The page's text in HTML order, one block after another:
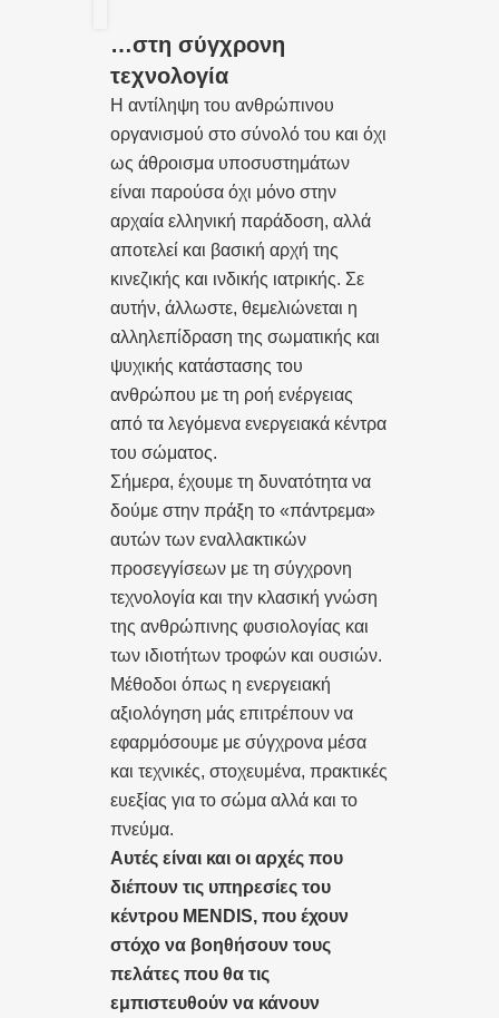
…στη σύγχρονη
τεχνολογία
Η αντίληψη του ανθρώπινου
οργανισμού στο σύνολό του και όχι
ως άθροισμα υποσυστημάτων
είναι παρούσα όχι μόνο στην
αρχαία ελληνική παράδοση, αλλά
αποτελεί και βασική αρχή της
κινεζικής και ινδικής ιατρικής. Σε
αυτήν, άλλωστε, θεμελιώνεται η
αλληλεπίδραση της σωματικής και
ψυχικής κατάστασης του
ανθρώπου με τη ροή ενέργειας
από τα λεγόμενα ενεργειακά κέντρα
του σώματος.
Σήμερα, έχουμε τη δυνατότητα να
δούμε στην πράξη το «πάντρεμα»
αυτών των εναλλακτικών
προσεγγίσεων με τη σύγχρονη
τεχνολογία και την κλασική γνώση
της ανθρώπινης φυσιολογίας και
των ιδιοτήτων τροφών και ουσιών.
Μέθοδοι όπως η ενεργειακή
αξιολόγηση μάς επιτρέπουν να
εφαρμόσουμε με σύγχρονα μέσα
και τεχνικές, στοχευμένα, πρακτικές
ευεξίας για το σώμα αλλά και το
πνεύμα.
Αυτές είναι και οι αρχές που
διέπουν τις υπηρεσίες του
κέντρου ΜENDIS, που έχουν
στόχο να βοηθήσουν τους
πελάτες που θα τις
εμπιστευθούν να κάνουν